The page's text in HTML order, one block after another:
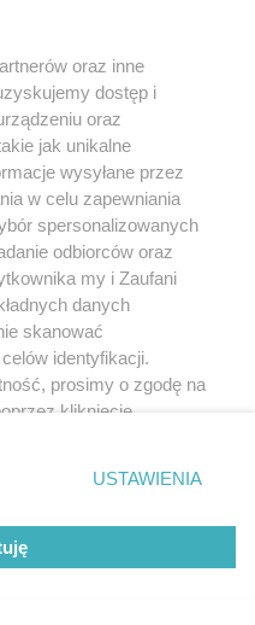
2026 rusza w
Wawel i
z
oraz inne
dostęp i
oraz
jak unikalne
wysyłane przez
w celu zapewniania
spersonalizowanych
odbiorców oraz
my i Zaufani
danych
skanować
identyfikacji.
prosimy o zgodę na
kliknięcie
ustawień prywatności
rogu strony
wymagają zgody
się takiemu
miały zastosowanie tylko
USTAWIENIA